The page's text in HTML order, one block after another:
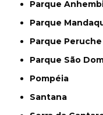
Parque
Parque
Parque Peruche
Parque São
Pompéia
Santana